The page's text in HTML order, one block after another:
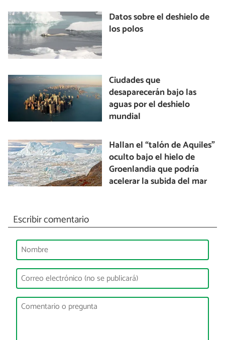
Datos sobre el deshielo de
los polos
Ciudades que
desaparecerán bajo las
aguas por el deshielo
mundial
Hallan el “talón de Aquiles”
oculto bajo el hielo de
Groenlandia que podría
acelerar la subida del mar
Escribir comentario